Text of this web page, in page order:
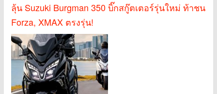
ลุ้น Suzuki Burgman 350 บิ๊กสกู๊ตเตอร์รุ่นใหม่ ท้าชน
Forza, XMAX ตรงรุ่น!